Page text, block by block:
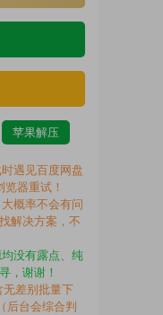
苹果解压
遇见百度网盘
器重试！
概率不会有问
解决方案，不
没有露点、纯
，谢谢！
差别批量下
后台会综合判